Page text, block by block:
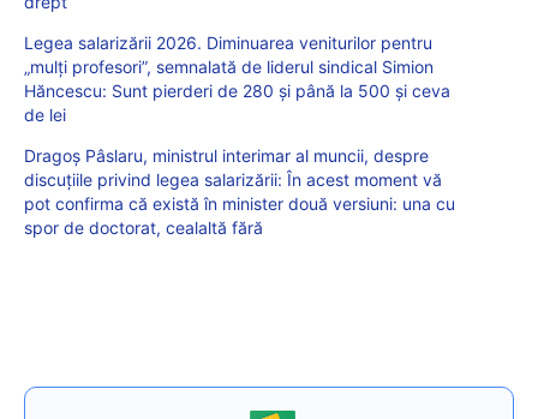
Legea salarizării 2026. Diminuarea veniturilor pentru
„mulți profesori”, semnalată de liderul sindical Simion
Hăncescu: Sunt pierderi de 280 și până la 500 și ceva
de lei
Dragoș Pâslaru, ministrul interimar al muncii, despre
discuțiile privind legea salarizării: În acest moment vă
pot confirma că există în minister două versiuni: una cu
spor de doctorat, cealaltă fără